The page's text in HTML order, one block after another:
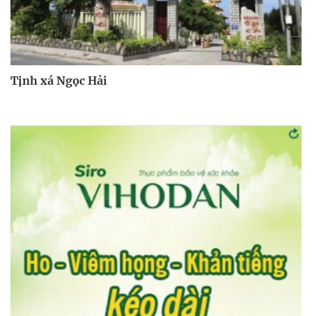
Tịnh xá Ngọc Hải